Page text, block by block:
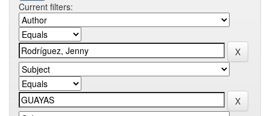
Current filters: